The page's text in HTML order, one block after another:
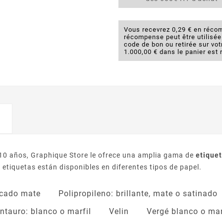
Vous recevrez 0,29 € en
récompense peut être
code de bon ou retirée sur
1.000,00 € dans le panier est
años, Graphique Store le ofrece una amplia gama de
están disponibles en diferentes tipos de papel.
mate
Polipropileno: brillante, mate o satinado
blanco o marfil
Velin Vergé blanco o